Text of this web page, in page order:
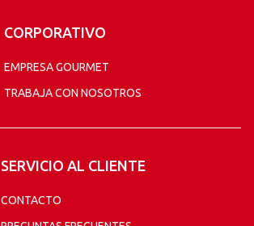
CORPORATIVO
EMPRESA GOURMET
TRABAJA CON NOSOTROS
SERVICIO AL CLIENTE
CONTACTO